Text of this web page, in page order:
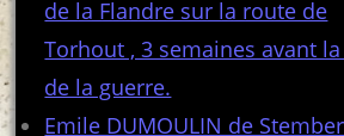
de la Flandre sur la route de
Torhout , 3 semaines avant
de la guerre.
Emile DUMOULIN de